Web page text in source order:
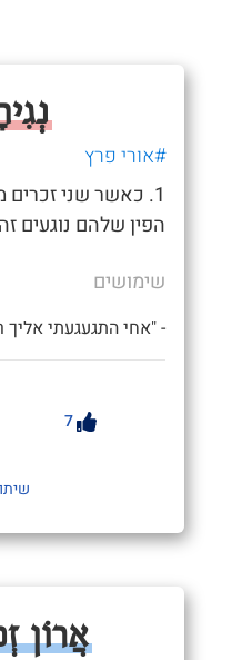
#אורי פרץ
1. כאשר שני
הפין שלהם נוגעים
שימושים
- "אחי התגעגעתי אליך
7
אֲרוֹן